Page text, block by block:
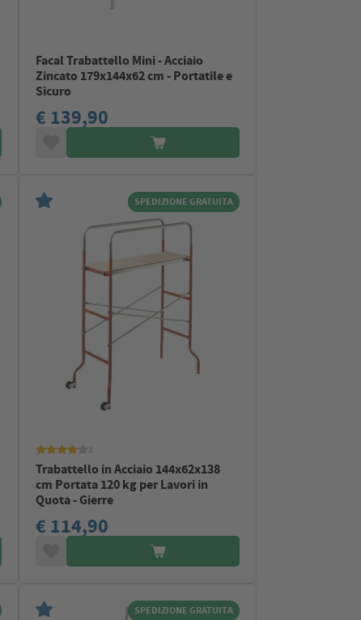
Facal Trabattello Mini - Acciaio
Zincato 179x144x62 cm - Portatile e
Sicuro
€ 139,90
SPEDIZIONE GRATUITA
Trabattello in Acciaio 144x62x138
cm Portata 120 kg per Lavori in
Quota - Gierre
€ 114,90
SPEDIZIONE GRATUITA